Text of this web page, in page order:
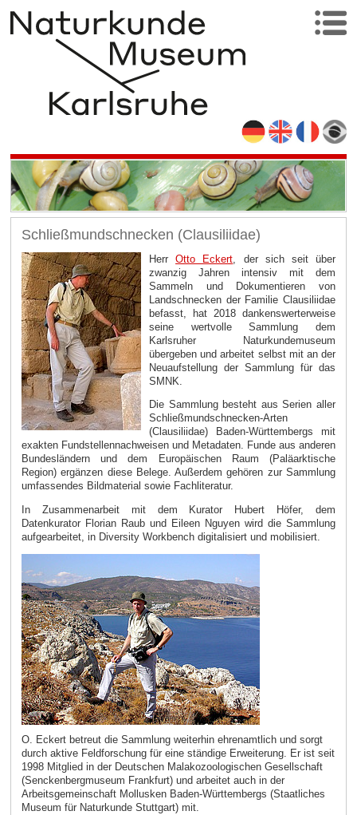
Schließmundschnecken (Clausiliidae)
HerrOtto Eckert , der sich seit über
zwanzig Jahren intensiv mit dem
Sammeln und Dokumentieren von
Landschnecken der Familie Clausiliidae
befasst, hat 2018 dankenswerterweise
seine wertvolle Sammlung dem
Karlsruher Naturkundemuseum
übergeben und arbeitet selbst mit an der
Neuaufstellung der Sammlung für das
SMNK.
Die Sammlung besteht aus Serien aller
Schließmundschnecken-Arten
(Clausiliidae) Baden-Württembergs mit
exakten Fundstellennachweisen und Metadaten. Funde aus anderen
Bundesländern und dem Europäischen Raum (Paläarktische
Region) ergänzen diese Belege. Außerdem gehören zur Sammlung
umfassendes Bildmaterial sowie Fachliteratur.
In Zusammenarbeit mit dem Kurator Hubert Höfer, dem
Datenkurator Florian Raub und Eileen Nguyen wird die Sammlung
aufgearbeitet, in Diversity Workbench digitalisiert und mobilisiert.
O. Eckert betreut die Sammlung weiterhin ehrenamtlich und sorgt
durch aktive Feldforschung für eine ständige Erweiterung. Er ist seit
1998 Mitglied in der Deutschen Malakozoologischen Gesellschaft
(Senckenbergmuseum Frankfurt) und arbeitet auch in der
Arbeitsgemeinschaft Mollusken Baden-Württembergs (Staatliches
Museum für Naturkunde Stuttgart) mit.